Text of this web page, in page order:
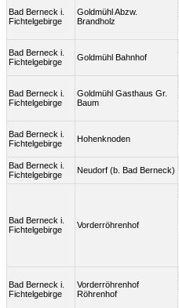
Bad Berneck i.
Fichtelgebirge
Goldmühl Abzw.
Brandholz
Bad Berneck i.
Fichtelgebirge
Goldmühl Bahnhof
Bad Berneck i.
Fichtelgebirge
Goldmühl Gasthaus Gr.
Baum
Bad Berneck i.
Fichtelgebirge
Hohenknoden
Bad Berneck i.
Fichtelgebirge
Neudorf (b. Bad Berneck)
Bad Berneck i.
Fichtelgebirge
Vorderröhrenhof
Bad Berneck i.
Fichtelgebirge
Vorderröhrenhof
Röhrenhof